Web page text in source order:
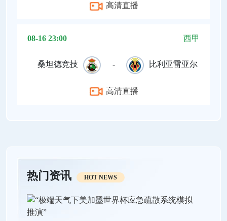
高清直播
08-16 23:00 西甲
桑坦德竞技 - 比利亚雷亚尔
高清直播
热门资讯 HOT NEWS